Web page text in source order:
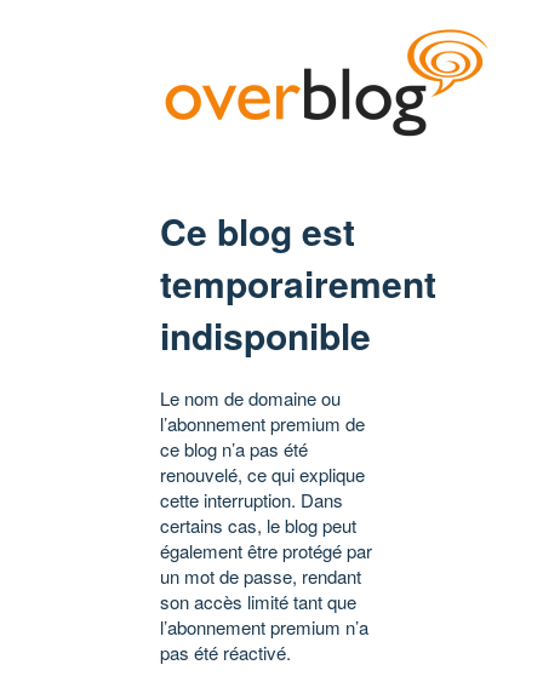
Ce blog est
temporairement
indisponible
Le nom de domaine ou
l’abonnement premium de
ce blog n’a pas été
renouvelé, ce qui explique
cette interruption. Dans
certains cas, le blog peut
également être protégé par
un mot de passe, rendant
son accès limité tant que
l’abonnement premium n’a
pas été réactivé.